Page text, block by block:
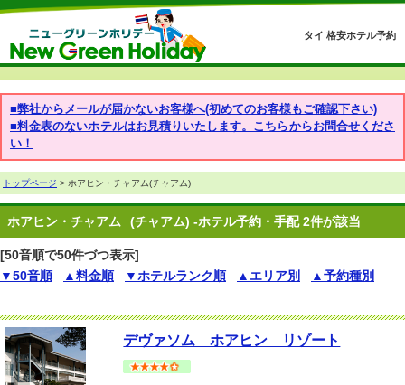
タイ 格安ホテル予約
■弊社からメールが届かないお客様へ(初めてのお客様もご確認下さい)
■料金表のないホテルはお見積りいたします。こちらからお問合せくださ
い！
トップページ > ホアヒン・チャアム(チャアム)
ホアヒン・チャアム (チャアム) -ホテル予約・手配 2件が該当
[50音順で50件づつ表示]
▼50音順
▲料金順 ▼ホテルランク順 ▲エリア別 ▲予約種別
デヴァソム ホアヒン リゾート